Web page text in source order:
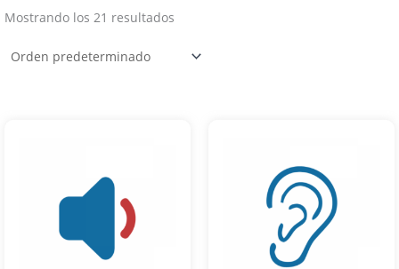
Mostrando los 21 resultados